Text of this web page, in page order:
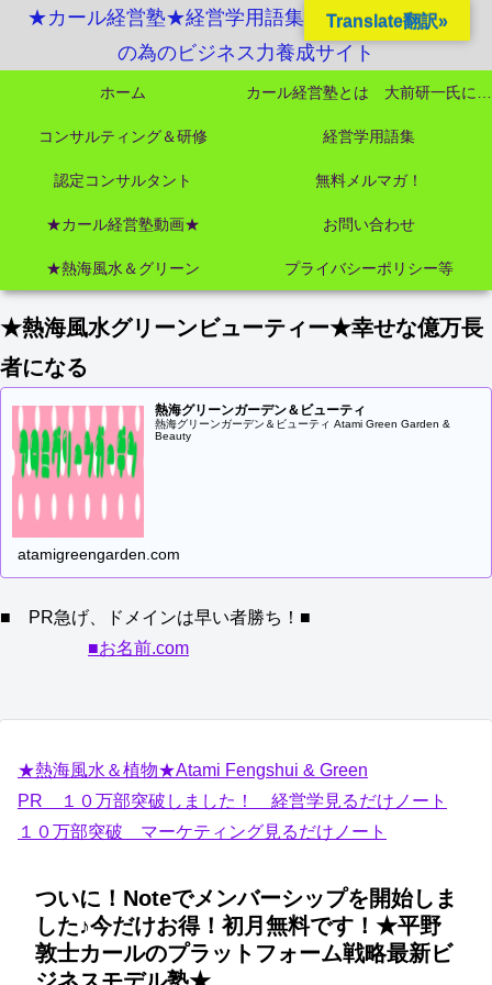
★カール経営塾★経営学用語集起業独立成功MBA
の為のビジネス力養成サイト
ホーム
コンサルティング＆研修 経営学用語集
認定コンサルタント 無料メルマガ！
★カール経営塾動画★ お問い合わせ
★熱海風水＆グリーン プライバシーポリシー等
★熱海風水グリーンビューティー★幸せな億万長
者になる
熱海グリーンガーデン＆ビューティ
熱海グリーンガーデン＆ビューティ Atami Green Garden &
Beauty
atamigreengarden.com
■ PR急げ、ドメインは早い者勝ち！■
■お名前.com
★熱海風水＆植物★Atami Fengshui & Green
PR １０万部突破しました！ 経営学見るだけノート
１０万部突破 マーケティング見るだけノート
ついに！Noteでメンバーシップを開始しま
した♪今だけお得！初月無料です！★平野
敦士カールのプラットフォーム戦略最新ビ
Translate翻訳»